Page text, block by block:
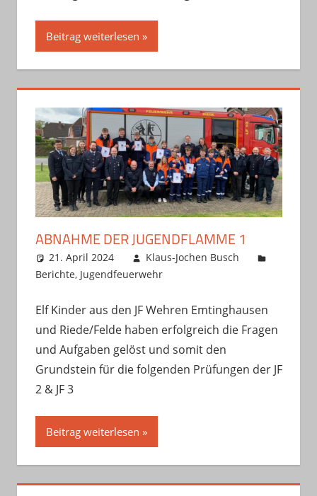
Beitrag weiterlesen
ABNAHME DER JUGENDFLAMME 1
21. April 2024
Klaus-Jochen Busch
Berichte, Jugendfeuerwehr
Elf Kinder aus den JF Wehren Emtinghausen
und Riede/Felde haben erfolgreich die Fragen
und Aufgaben gelöst und somit den
Grundstein für die folgenden Prüfungen der JF
2 & JF 3
Beitrag weiterlesen